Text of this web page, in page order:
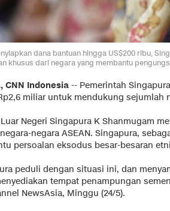
dana bantuan hingga US$200 ribu,
khusus dari negara yang membantu
CNN Indonesia -- Pemerintah
miliar untuk mendukung sejumlah
Negeri Singapura K Shanmugam
negara ASEAN. Singapura,
persoalan eksodus besar-besaran
peduli dengan situasi ini, dan
tempat penampungan
NewsAsia, Minggu (24/5).